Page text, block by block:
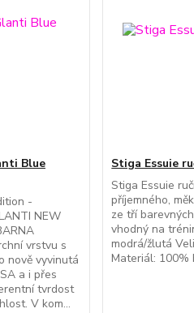
Blue
-
NEW
vrstvu s
nově vyvinutá
a i přes
tvrdost
V kom...
Stiga Essuie
Stiga Essuie
příjemného,
ze tří
vhodný na
modrá/žlutá
Materiál: 100%